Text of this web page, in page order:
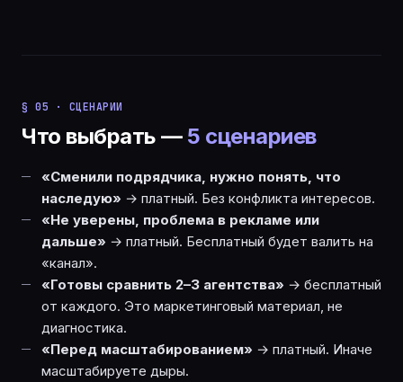
§ 05 · СЦЕНАРИИ
Что выбрать — 5 сценариев
«Сменили подрядчика, нужно понять, что
наследую» → платный. Без конфликта интересов.
«Не уверены, проблема в рекламе или
дальше» → платный. Бесплатный будет валить на
«канал».
«Готовы сравнить 2–3 агентства» → бесплатный
от каждого. Это маркетинговый материал, не
диагностика.
«Перед масштабированием» → платный. Иначе
масштабируете дыры.